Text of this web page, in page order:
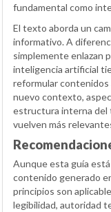
fundamental como
El texto aborda un
informativo. A
simplemente enlazan
inteligencia artificial
reformular contenidos
nuevo contexto,
estructura interna del
vuelven más
Aunque esta guía
contenido generado
principios son
legibilidad, autoridad